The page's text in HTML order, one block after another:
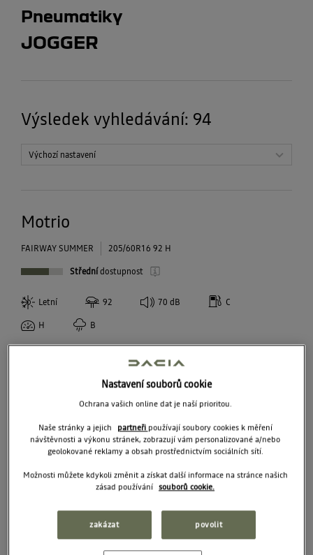
ROZMĚR
16
Goodyear
Bridgestone
CPCOOPER
Debica
NokianTyres
Sava
Semperit
Celoroční
H
HMOTNOSTNÍ INDEX
92
96
SPOTŘEBA PALIVA
A
PŘILNAVOST ZA MOKRA
C
ÚROVEŇ HLUKU
68
70
Pneumatiky
JOGGER
Výsledek vyhledávání: 94
Motrio
FAIRWAY SUMMER 205/60R16 92 H
Střednídostupnost
Letní 92 70 dB C
H B
PŘIDAT DO KOŠÍKU 7716 KČ
Nastavení souborů cookie
Ochrana vašich online dat je naší prioritou.
Naše stránky a jejich partneři používají soubory cookies k měření
návštěvnosti a výkonu stránek, zobrazují vám personalizované a/nebo
geolokované reklamy a obsah prostřednictvím sociálních sítí.
Možnosti můžete kdykoli změnit a získat další informace na stránce našich
zásad používání souborů cookie.
zakázat povolit